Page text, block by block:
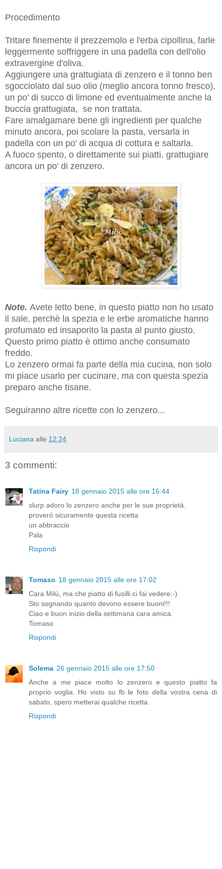
Procedimento
Tritare finemente il prezzemolo e l'erba cipollina, farle
leggermente soffriggere in una padella con dell'olio
extravergine d'oliva.
Aggiungere una grattugiata di zenzero e il tonno ben
sgocciolato dal suo olio (meglio ancora tonno fresco),
un po' di succo di limone ed eventualmente anche la
buccia grattugiata, se non trattata.
Fare amalgamare bene gli ingredienti per qualche
minuto ancora, poi scolare la pasta, versarla in
padella con un po' di acqua di cottura e saltarla.
A fuoco spento, o direttamente sui piatti, grattugiare
ancora un po' di zenzero.
Note. Avete letto bene, in questo piatto non ho usato
il sale, perchè la spezia e le erbe aromatiche hanno
profumato ed insaporito la pasta al punto giusto.
Questo primo piatto è ottimo anche consumato
freddo.
Lo zenzero ormai fa parte della mia cucina, non solo
mi piace usarlo per cucinare, ma con questa spezia
preparo anche tisane.
Seguiranno altre ricette con lo zenzero...
Luciana alle 12:24
3 commenti:
Tatina Fairy 18 gennaio 2015 alle ore 16:44
slurp adoro lo zenzero anche per le sue proprietá.
proveró sicuramente questa ricetta
un abbraccio
Pala
Rispondi
Tomaso 18 gennaio 2015 alle ore 17:02
Cara Milù, ma che piatto di fusilli ci fai vedere:-)
Sto sognando quanto devono essere buoni!!!
Ciao e buon inizio della settimana cara amica.
Tomaso
Rispondi
Solema 26 gennaio 2015 alle ore 17:50
Anche a me piace molto lo zenzero e questo piatto fa
proprio voglia. Ho visto su fb le foto della vostra cena di
sabato, spero metterai qualche ricetta.
Rispondi